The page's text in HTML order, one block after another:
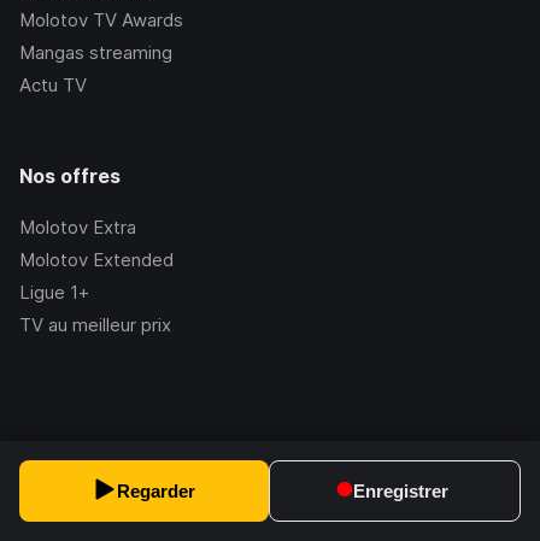
Regarder Enregistrer
Molotov TV Awards
Mangas streaming
Actu TV
Nos offres
Molotov Extra
Molotov Extended
Ligue 1+
TV au meilleur prix
2.228.1